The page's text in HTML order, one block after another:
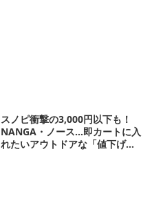
スノピ衝撃の3,000円以下も！
NANGA・ノース…即カートに入
れたいアウトドアな「値下げ夏